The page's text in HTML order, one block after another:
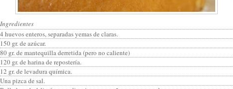
Ingredientes
4 huevos enteros, separadas yemas de claras.
150 gr. de azúcar.
80 gr. de mantequilla derretida (pero no caliente)
120 gr. de harina de repostería.
12 gr. de levadura química.
Una pizca de sal.